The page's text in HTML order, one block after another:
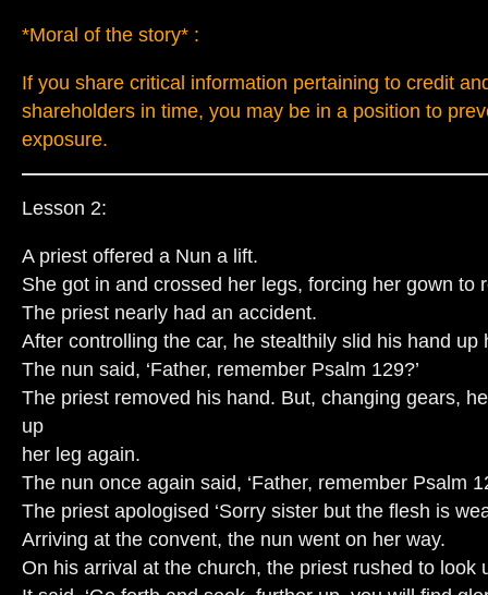
*Moral of the story* :
If you share critical information pertaining to credit
shareholders in time, you may be in a position to
exposure.
Lesson 2:
A priest offered a Nun a lift.
She got in and crossed her legs, forcing her gown to
The priest nearly had an accident.
After controlling the car, he stealthily slid his hand up
The nun said, ‘Father, remember Psalm 129?’
The priest removed his hand. But, changing gears,
up
her leg again.
The nun once again said, ‘Father, remember Psalm
The priest apologised ‘Sorry sister but the flesh is
Arriving at the convent, the nun went on her way.
On his arrival at the church, the priest rushed to look